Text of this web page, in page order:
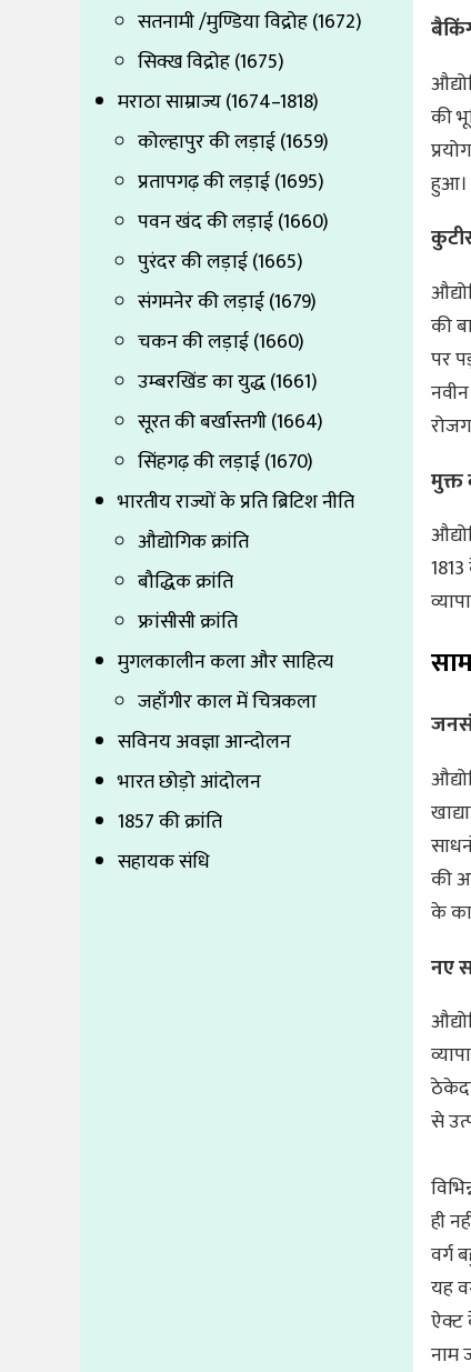
सतनामी /मुण्डिया विद्रोह (1672)
सिक्ख विद्रोह (1675)
मराठा साम्राज्य (1674–1818)
कोल्हापुर की लड़ाई (1659)
प्रतापगढ़ की लड़ाई (1695)
पवन खंद की लड़ाई (1660)
पुरंदर की लड़ाई (1665)
संगमनेर की लड़ाई (1679)
चकन की लड़ाई (1660)
उम्बरखिंड का युद्ध (1661)
सूरत की बर्खास्तगी (1664)
सिंहगढ़ की लड़ाई (1670)
भारतीय राज्यों के प्रति ब्रिटिश नीति
औद्योगिक क्रांति
बौद्धिक क्रांति
फ्रांसीसी क्रांति
मुगलकालीन कला और साहित्य
जहाँगीर काल में चित्रकला
सविनय अवज्ञा आन्दोलन
भारत छोड़ो आंदोलन
1857 की क्रांति
सहायक संधि
की
हुआ।
की
पर
मुक्त
की
के
नए
से
ही
वर्ग
यह
ऐक्ट
नाम